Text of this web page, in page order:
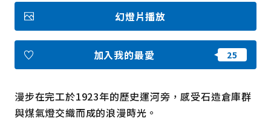
照片集
影片
觀光手冊
使用條款
隱私權政策摘要
Cookie 政策
語言
漫步在完工於1923年的歷史運河旁，感受石造倉庫群
與煤氣燈交織而成的浪漫時光。
幻燈片播放
加入我的最愛